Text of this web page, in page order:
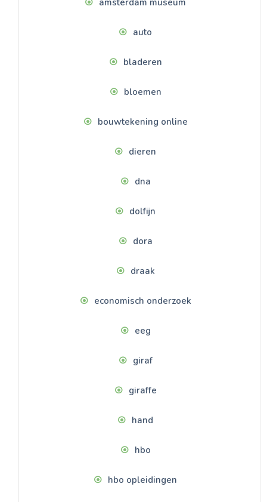
amsterdam museum
auto
bladeren
bloemen
bouwtekening online
dieren
dna
dolfijn
dora
draak
economisch onderzoek
eeg
giraf
giraffe
hand
hbo
hbo opleidingen